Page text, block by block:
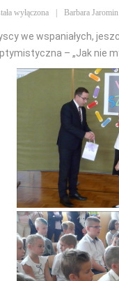
wyłączona Barbara Jaromin
we wspaniałych,
– „Jak nie